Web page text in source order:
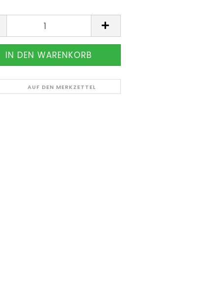
AUF DEN MERKZETTEL